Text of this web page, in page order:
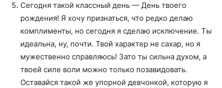
Сегодня такой классный день — День твоего
рождения! Я хочу признаться, что редко делаю
комплименты, но сегодня я сделаю исключение. Ты
идеальна, ну, почти. Твой характер не сахар, но я
мужественно справляюсь! Зато ты сильна духом, а
твоей силе воли можно только позавидовать.
Оставайся такой же упорной девчонкой, которую я